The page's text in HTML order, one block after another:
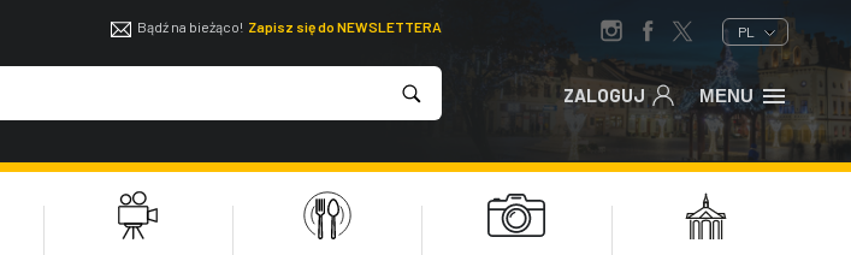
Bądź na bieżąco! Zapisz się do NEWSLETTERA PL
ZALOGUJ MENU